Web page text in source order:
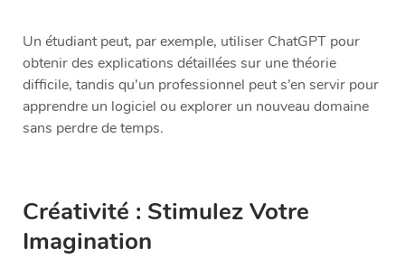
Un étudiant peut, par exemple, utiliser ChatGPT pour
obtenir des explications détaillées sur une théorie
difficile, tandis qu’un professionnel peut s’en servir pour
apprendre un logiciel ou explorer un nouveau domaine
sans perdre de temps.
Créativité : Stimulez Votre
Imagination